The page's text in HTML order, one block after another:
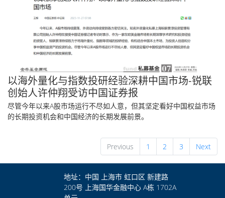
以海外量化与指数投研经验深耕中国市场-锐联
创始人许仲翔受访中国证券报
尽管今年以来A股市场运行不尽如人意，但其坚定看好中国权益市场
的长期投资机会和中国经济的长期发展前景。
Previous 1 2 3 Next
地址：中国 上海市 虹口区 新建路
200号 上海国华金融中心 A栋 1702A